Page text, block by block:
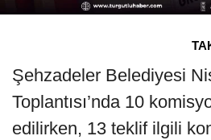
Şehzadeler Belediyesi
Toplantısı’nda 10
edilirken, 13 teklif ilgili